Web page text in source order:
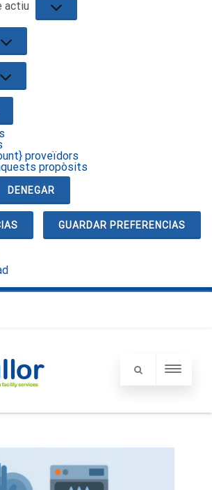
actiu
proveïdors
propòsits
DENEGAR
GUARDAR PREFERENCIAS